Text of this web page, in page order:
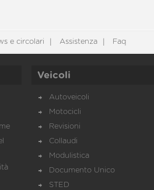
e circolari Assistenza Faq
Veicoli
Autoveicoli
Motocicli
Revisioni
Collaudi
Modulistica
Documento Unico
STED